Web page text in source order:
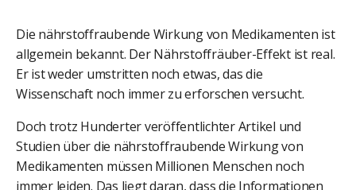
Die nährstoffraubende Wirkung von Medikamenten ist
allgemein bekannt. Der Nährstoffräuber-Effekt ist real.
Er ist weder umstritten noch etwas, das die
Wissenschaft noch immer zu erforschen versucht.
Doch trotz Hunderter veröffentlichter Artikel und
Studien über die nährstoffraubende Wirkung von
Medikamenten müssen Millionen Menschen noch
immer leiden. Das liegt daran, dass die Informationen